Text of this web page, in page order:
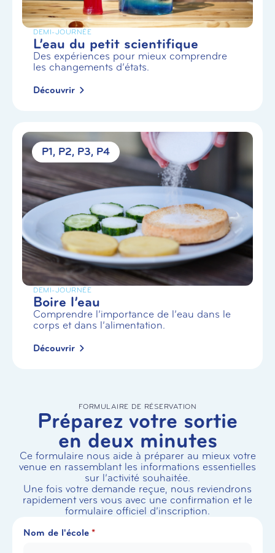
DEMI-JOURNÉE
L’eau du petit scientifique
Des expériences pour mieux comprendre
les changements d’états.
Découvrir
P1 P2 P3 P4
DEMI-JOURNÉE
Boire l’eau
Comprendre l’importance de l’eau dans le
corps et dans l’alimentation.
Découvrir
FORMULAIRE DE RÉSERVATION
Préparez votre sortie
en deux minutes
Ce formulaire nous aide à préparer au mieux votre
venue en rassemblant les informations essentielles
sur l’activité souhaitée.
Une fois votre demande reçue, nous reviendrons
rapidement vers vous avec une confirmation et le
formulaire officiel d’inscription.
Nom de l'école *